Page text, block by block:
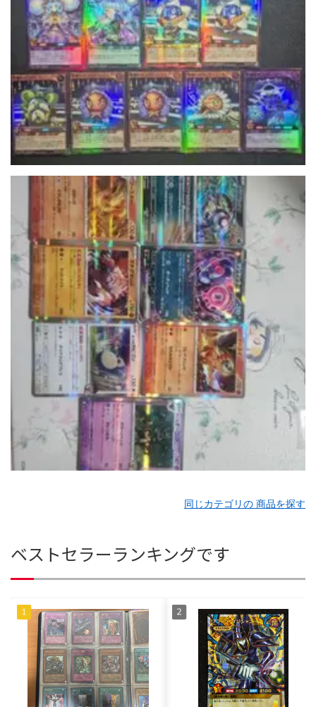
同じカテゴリの 商品を探す
ベストセラーランキングです